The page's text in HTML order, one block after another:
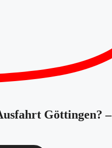
Göttingen? –